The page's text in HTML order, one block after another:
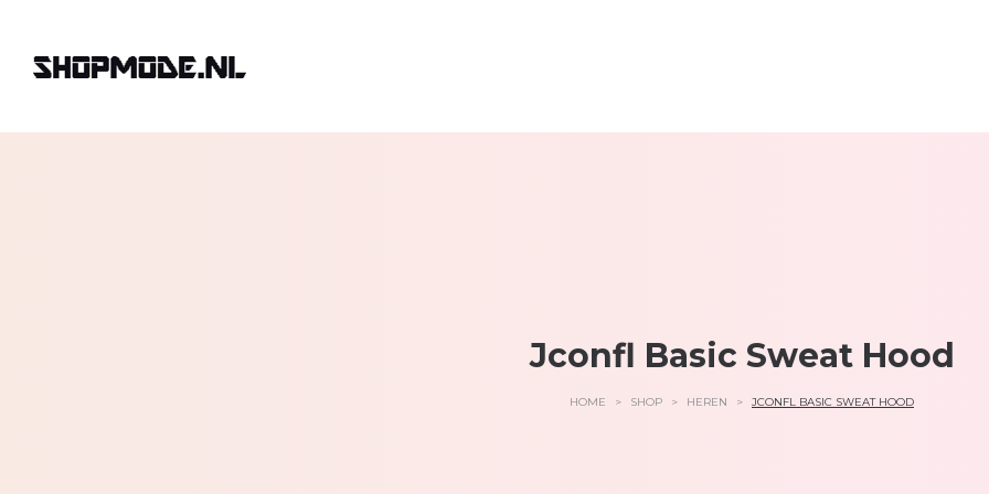
Jconfl Basic Sweat Hood
HOME > SHOP > HEREN > JCONFL BASIC SWEAT HOOD